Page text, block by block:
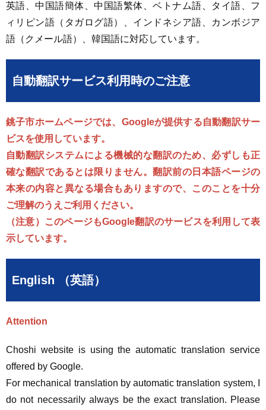
英語、中国語簡体、中国語繁体、ベトナム語、タイ語、フ
ィリピン語（タガログ語）、インドネシア語、カンボジア
語（クメール語）、韓国語に対応しています。
自動翻訳サービス利用時のご注意
銚子市ホームページでは、Googleが提供する自動翻訳サー
ビスを使用しています。
自動翻訳システムによる機械的な翻訳のため、必ずしも正
確な翻訳であるとは限りません。翻訳前の日本語ページの
本来の内容と異なる場合もありますので、このことを十分
ご理解のうえご利用ください。
（注意）このページもGoogle翻訳のサービスを利用して表
示しています。
English （英語）
Attention
Choshi website is using the automatic translation service
offered by Google.
For mechanical translation by automatic translation system, I
do not necessarily always be the exact translation. Please